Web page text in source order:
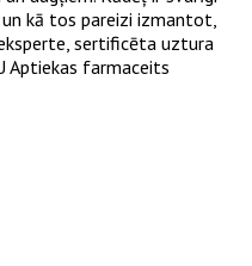
kā tos pareizi izmantot,
sertificēta uztura
Aptiekas farmaceits